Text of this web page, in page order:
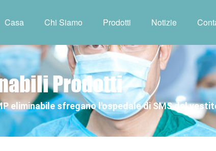
Casa Chi Siamo Prodotti Notizie
Prodotti
eliminabile sfregano l'ospedale di SMS del